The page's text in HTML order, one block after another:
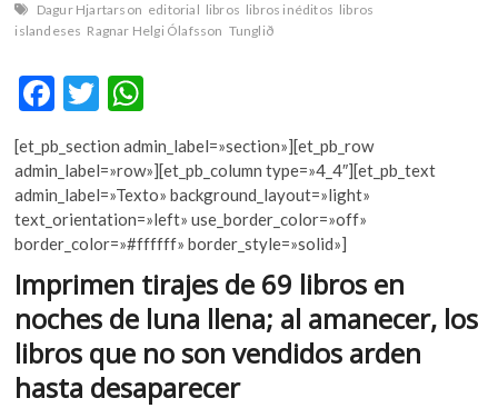
Dagur Hjartarson editorial libros libros inéditos libros
islandeses Ragnar Helgi Ólafsson Tunglið
F
e
b
o
o
k
T
w
itt
er
h
at
s
A
p
p
[et_pb_section admin_label=»section»][et_pb_row
admin_label=»row»][et_pb_column type=»4_4″][et_pb_text
admin_label=»Texto» background_layout=»light»
text_orientation=»left» use_border_color=»off»
border_color=»#ffffff» border_style=»solid»]
Imprimen tirajes de 69 libros en
noches de luna llena; al amanecer, los
libros que no son vendidos arden
hasta desaparecer